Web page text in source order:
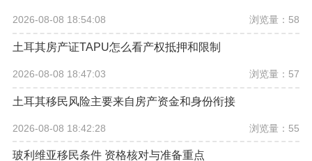
2026-08-08 18:54:08 浏览量：58
土耳其房产证TAPU怎么看产权抵押和限制
2026-08-08 18:47:03 浏览量：57
土耳其移民风险主要来自房产资金和身份衔接
2026-08-08 18:42:28 浏览量：55
玻利维亚移民条件 资格核对与准备重点